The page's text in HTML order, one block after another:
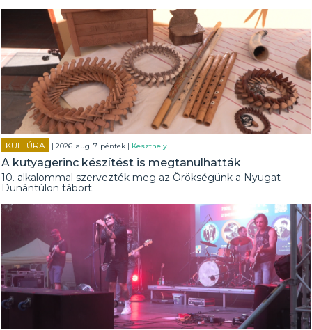
KULTÚRA | 2026. aug. 7. péntek | Keszthely
A kutyagerinc készítést is megtanulhatták
10. alkalommal szervezték meg az Örökségünk a Nyugat-
Dunántúlon tábort.